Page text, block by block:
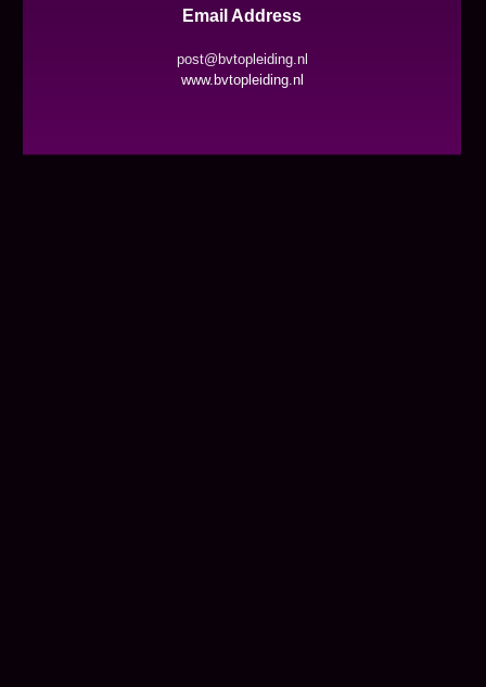
Email Address
post@bvtopleiding.nl
www.bvtopleiding.nl